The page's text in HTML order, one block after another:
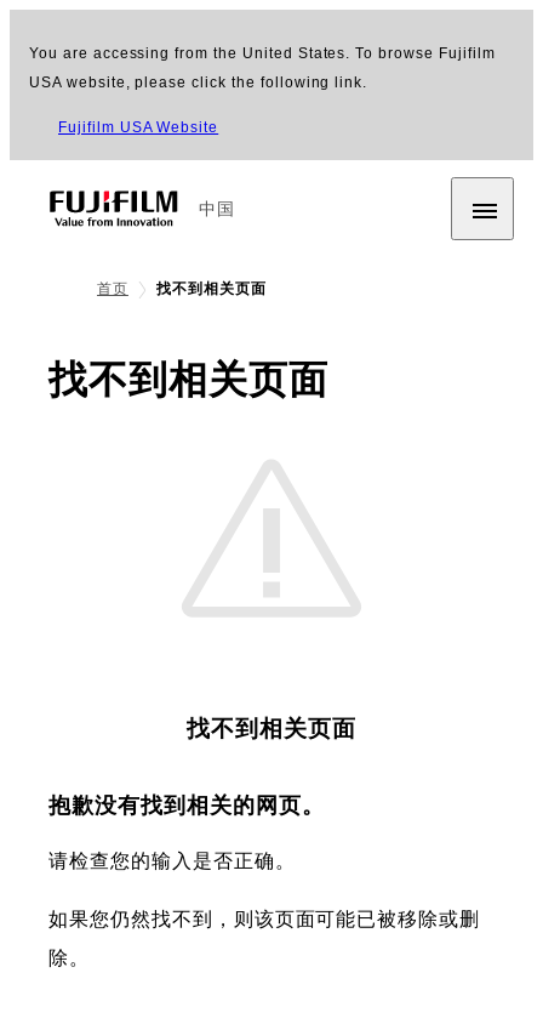
You are accessing from the United States. To browse Fujifilm
USA website, please click the following link.
Fujifilm USA Website
中国
首页 找不到相关页面
找不到相关页面
找不到相关页面
抱歉没有找到相关的网页。
请检查您的输入是否正确。
如果您仍然找不到，则该页面可能已被移除或删
除。